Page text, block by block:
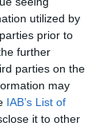
utilized by
prior to
further
parties on the
may
IAB’s List of
it to other